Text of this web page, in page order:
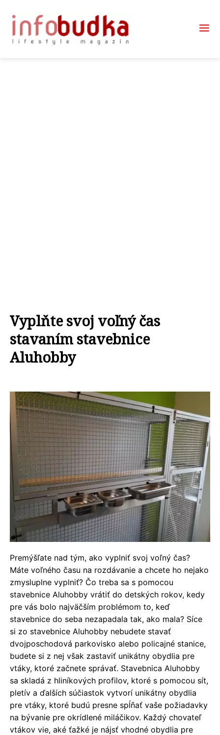
Vyplňte svoj voľný čas
stavaním stavebnice
Aluhobby
Premýšľate nad tým, ako vyplniť svoj voľný čas?
Máte voľného času na rozdávanie a chcete ho nejako
zmysluplne vyplniť? Čo treba sa s pomocou
stavebnice Aluhobby vrátiť do detských rokov, kedy
pre vás bolo najväčším problémom to, keď
stavebnice do seba nezapadala tak, ako mala? Síce
si zo stavebnice Aluhobby nebudete stavať
dvojposchodová parkovisko alebo policajné stanice,
budete si z nej však zastaviť unikátny obydlia pre
vtáky, ktoré začnete správať. Stavebnica Aluhobby
sa skladá z hliníkových profilov, ktoré s pomocou sít,
pletív a ďalších súčiastok vytvorí unikátny obydlia
pre vtáky, ktoré budú presne spĺňať vaše požiadavky
na bývanie pre okrídlené miláčikov. Každý chovateľ
vtákov vie, aké ťažké je nájsť vhodné obydlia pre